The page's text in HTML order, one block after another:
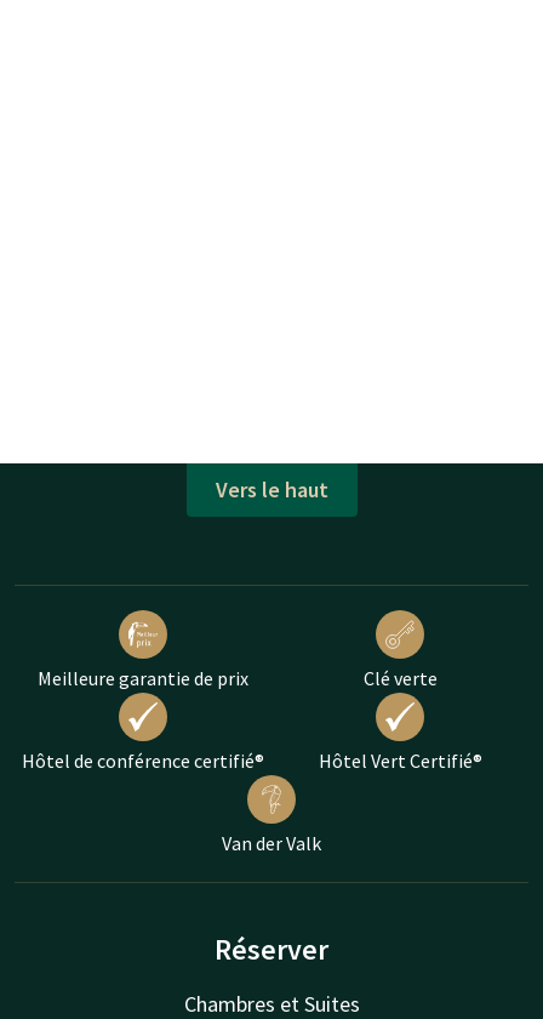
Vers le haut
Meilleure garantie de prix Clé verte
Hôtel de conférence certifié® Hôtel Vert Certifié®
Van der Valk
Réserver
Chambres et Suites